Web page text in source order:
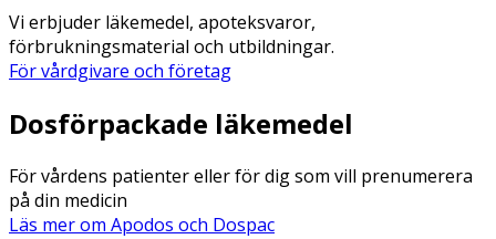
Vi erbjuder läkemedel, apoteksvaror,
förbrukningsmaterial och utbildningar.
För vårdgivare och företag
Dosförpackade läkemedel
För vårdens patienter eller för dig som vill prenumerera
på din medicin
Läs mer om Apodos och Dospac